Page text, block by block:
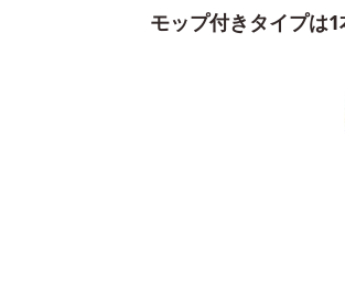
モップ付きタイプは